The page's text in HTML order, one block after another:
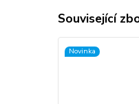
Související
Novinka